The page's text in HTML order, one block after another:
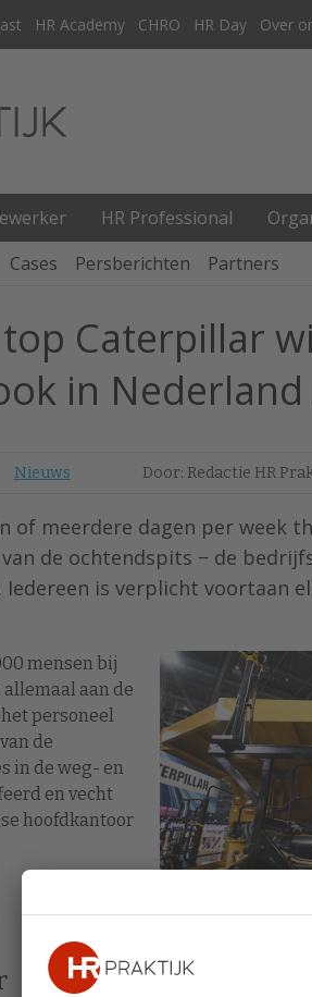
HR Academy CHRO HR Day Over
HR Professional
Cases Persberichten Partners
Caterpillar
in
Nieuws Door: Redactie HR
of meerdere dagen per week
de ochtendspits − de
Iedereen is verplicht voortaan
mensen bij
aan de
personeel
de
in de weg- en
en vecht
hoofdkantoor